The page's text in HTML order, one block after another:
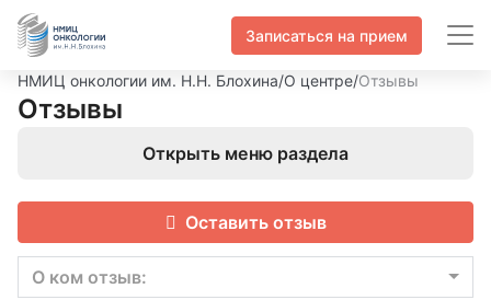
Записаться на прием
НМИЦ онкологии им. Н.Н. Блохина/О центре/Отзывы
Отзывы
Открыть меню раздела
Оставить отзыв
О ком отзыв: